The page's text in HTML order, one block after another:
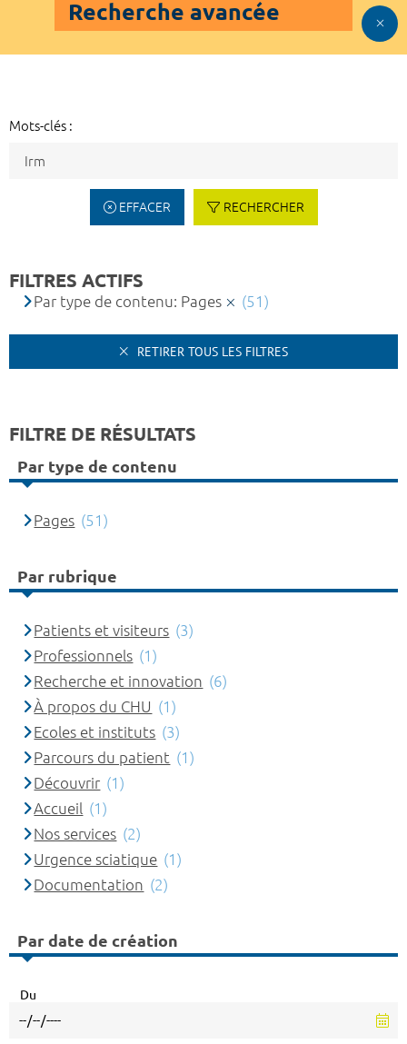
Recherche avancée
Mots-clés :
EFFACER RECHERCHER
FILTRES ACTIFS
Par type de contenu: Pages (51)
RETIRER TOUS LES FILTRES
FILTRE DE RÉSULTATS
Par type de contenu
Pages (51)
Par rubrique
Patients et visiteurs (3)
Professionnels (1)
Recherche et innovation (6)
À propos du CHU (1)
Ecoles et instituts (3)
Parcours du patient (1)
Découvrir (1)
Accueil (1)
Nos services (2)
Urgence sciatique (1)
Documentation (2)
Par date de création
Du